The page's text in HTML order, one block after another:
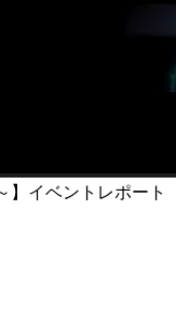
】イベントレポート